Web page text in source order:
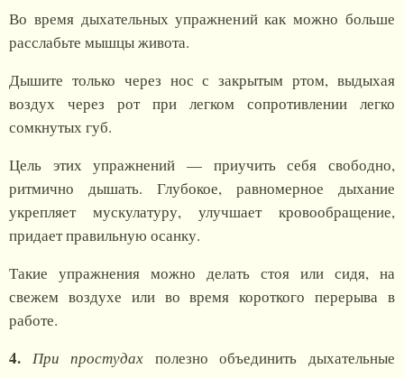
Во время дыхательных упражнений как можно больше
расслабьте мышцы живота.
Дышите только через нос с закрытым ртом, выдыхая
воздух через рот при легком сопротивлении легко
сомкнутых губ.
Цель этих упражнений — приучить себя свободно,
ритмично дышать. Глубокое, равномерное дыхание
укрепляет мускулатуру, улучшает кровообращение,
придает правильную осанку.
Такие упражнения можно делать стоя или сидя, на
свежем воздухе или во время короткого перерыва в
работе.
4. При простудах полезно объединить дыхательные